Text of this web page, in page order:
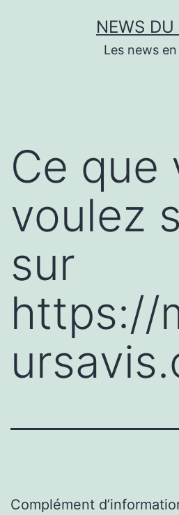
NEWS DU
Les news
Ce que
voulez
sur
https://
Complément